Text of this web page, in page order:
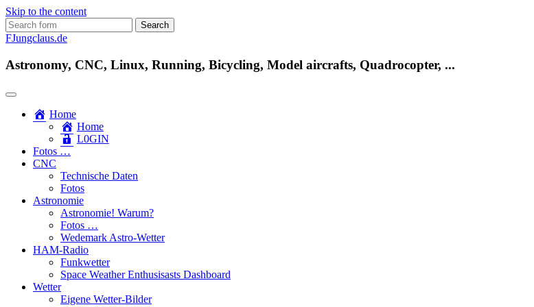
Skip to the content
Search
for:
FJungclaus.de
Astronomy, CNC, Linux, Running, Bicycling, Model aircrafts, Quadrocopter, ...
Home
Home
L​0​​GIN
Fotos …
CNC
Technische Daten
Fotos
Astronomie
Astronomie! Warum?
Fotos …
Wedemark Astro-Wetter
HAM-Radio
Funkwetter
Space Weather Enthusisasts Dashboard
Wetter
Eigene Wetter-Bilder